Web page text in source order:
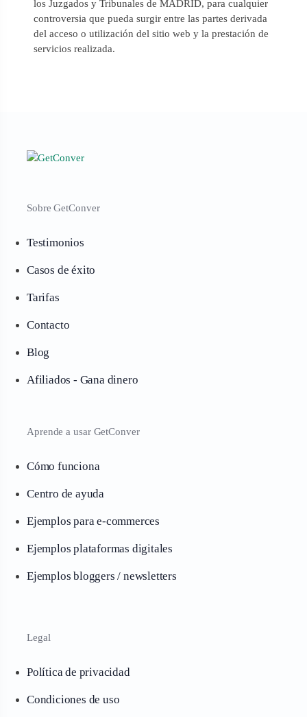
los Juzgados y Tribunales de MADRID, para cualquier
controversia que pueda surgir entre las partes derivada
del acceso o utilización del sitio web y la prestación de
servicios realizada.
Sobre GetConver
Testimonios
Casos de éxito
Tarifas
Contacto
Blog
Afiliados - Gana dinero
Aprende a usar GetConver
Cómo funciona
Centro de ayuda
Ejemplos para e-commerces
Ejemplos plataformas digitales
Ejemplos bloggers / newsletters
Legal
Política de privacidad
Condiciones de uso